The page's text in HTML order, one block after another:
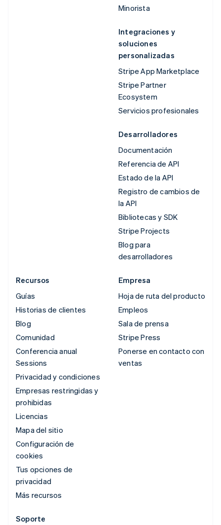
Minorista
Integraciones y
soluciones
personalizadas
Stripe App Marketplace
Stripe Partner
Ecosystem
Servicios profesionales
Desarrolladores
Documentación
Referencia de API
Estado de la API
Registro de cambios de
la API
Bibliotecas y SDK
Stripe Projects
Blog para
desarrolladores
Recursos
Guías
Historias de clientes
Blog
Comunidad
Conferencia anual
Sessions
Privacidad y condiciones
Empresas restringidas y
prohibidas
Licencias
Mapa del sitio
Configuración de
cookies
Tus opciones de
privacidad
Más recursos
Empresa
Hoja de ruta del producto
Empleos
Sala de prensa
Stripe Press
Ponerse en contacto con
ventas
Soporte